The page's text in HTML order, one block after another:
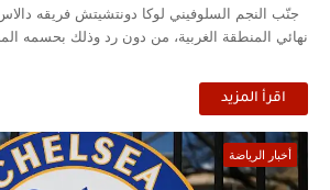
جنّب النجم السلوفيني لوكا دونتشيتش فريقه
نهائي المنطقة الغربية، من دون رد وذلك بحسمه
اقرأ المزيد
أخبار الرياضة